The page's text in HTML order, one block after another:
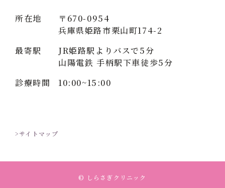
所在地
〒670-0954
兵庫県姫路市栗山町174-2
最寄駅
JR姫路駅よりバスで5分
山陽電鉄 手柄駅下車徒歩5分
診療時間
10:00~15:00
>サイトマップ
© しらさぎクリニック